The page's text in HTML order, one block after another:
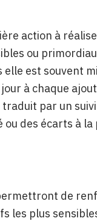
action à
ou
elle est souvent
à chaque
par un
des écarts à la
de
les plus